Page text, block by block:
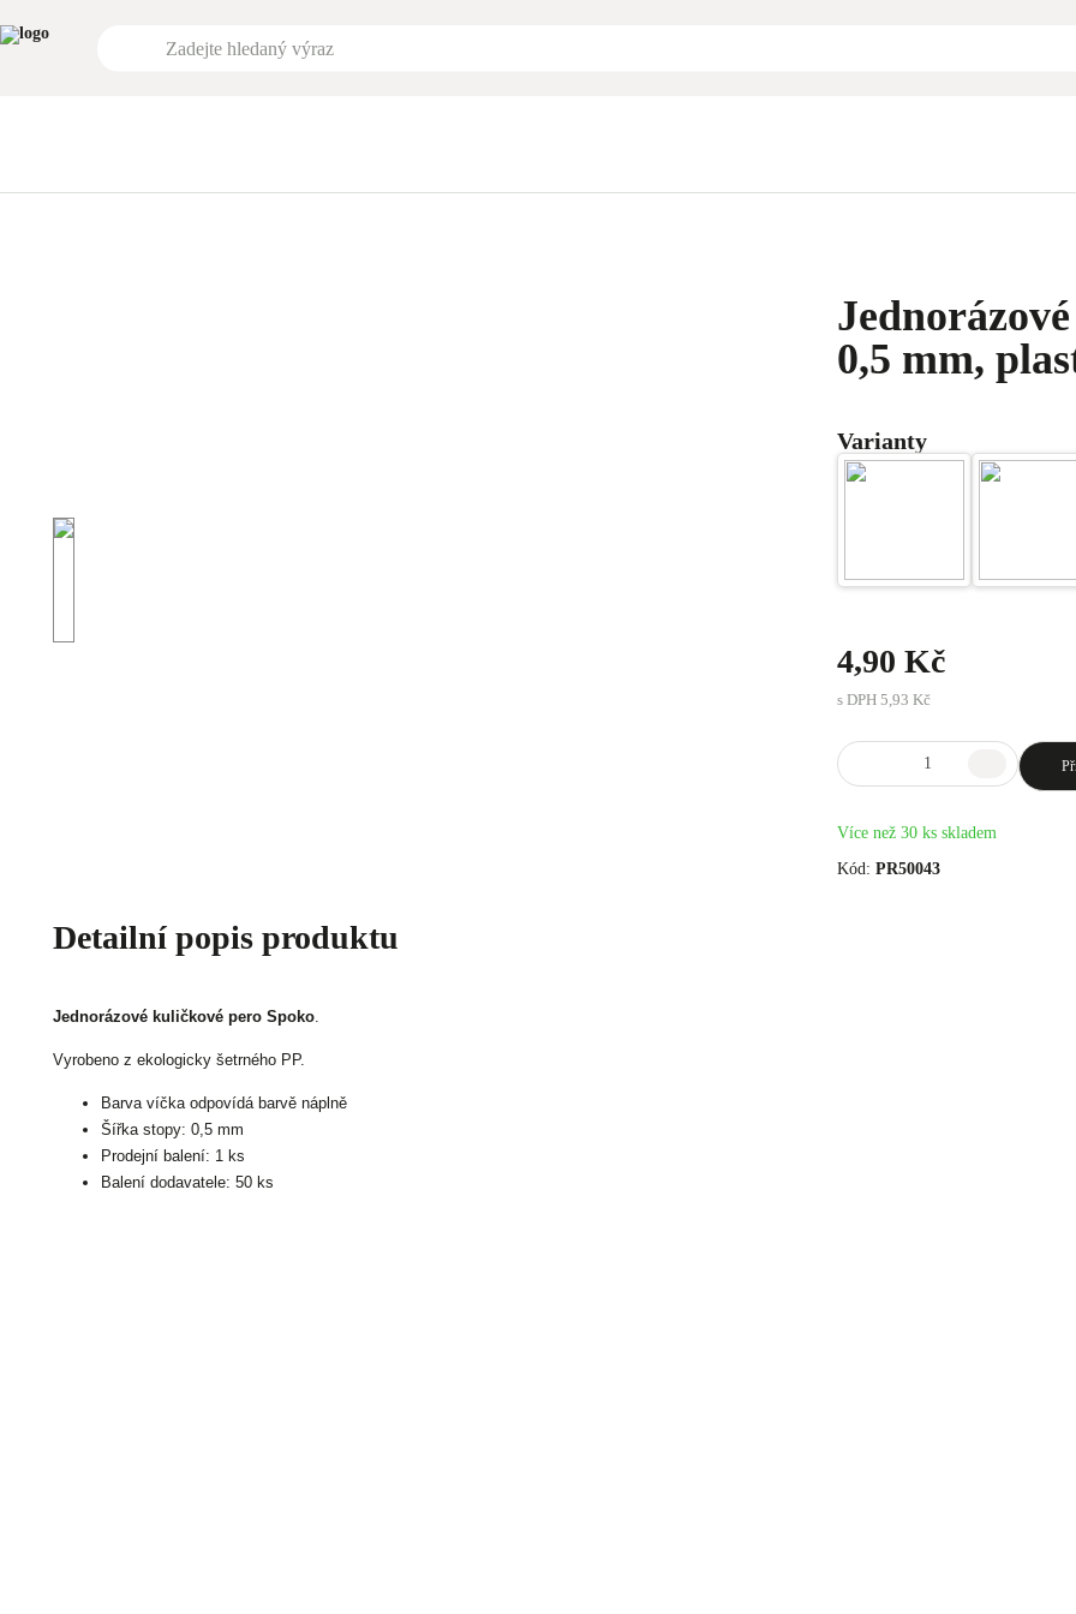
Detailní popis produktu
Jednorázové kuličkové pero Spoko.
Vyrobeno z ekologicky šetrného PP.
Barva víčka odpovídá barvě náplně
Šířka stopy: 0,5 mm
Prodejní balení: 1 ks
Balení dodavatele: 50 ks
0,5 mm,
Varianty
4,90 Kč
s DPH 5,93 Kč
Více než 30 ks skladem
Kód: PR50043